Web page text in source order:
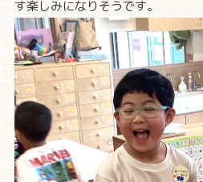
す楽しみになりそうです。